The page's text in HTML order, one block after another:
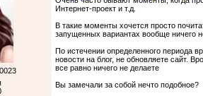
Интернет-проект и т.д.
В такие моменты хочется просто
запущенных вариантах вообще ничего
По истечении определенного периода
новости на блог, не обновляете сайт.
все равно ничего не делаете
Вы замечали за собой нечто подобное?